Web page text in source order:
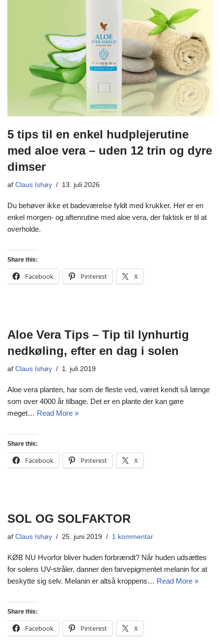
5 tips til en enkel hudplejerutine
med aloe vera – uden 12 trin og dyre
dimser
af Claus Ishøy 13. juli 2026
Du behøver ikke et badeværelse fyldt med krukker. Her er en
enkel morgen- og aftenrutine med aloe vera, der faktisk er til at
overholde.
Share this:
Facebook Pinterest X
Aloe Vera Tips – Tip til lynhurtig
nedkøling, efter en dag i solen
af Claus Ishøy 1. juli 2019
Aloe vera planten, har som de fleste ved, været kendt så længe
som over 4000 år tilbage. Det er en plante der kan gøre
meget… Read More »
Share this:
Facebook Pinterest X
SOL OG SOLFAKTOR
af Claus Ishøy 25. juni 2019 1 kommentar
KØB NU Hvorfor bliver huden forbrændt? Når huden udsættes
for solens UV-stråler, danner den farvepigmentet melanin for at
beskytte sig selv. Melanin er altså kroppens… Read More »
Share this:
Facebook Pinterest X